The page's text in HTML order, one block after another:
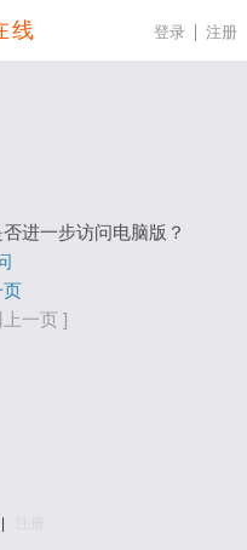
线 登录 注册
进一步访问电脑版？
一页 ]